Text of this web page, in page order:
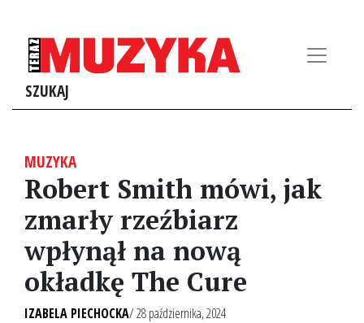
SZUKAJ
MUZYKA
Robert Smith mówi, jak
zmarły rzeźbiarz
wpłynął na nową
okładkę The Cure
IZABELA PIECHOCKA/ 28 października, 2024